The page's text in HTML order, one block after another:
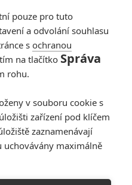
Zcela výjimečná Gerta
pouze pro tuto
a odvolání souhlasu
sochranou
na tlačítko Správa
rohu.
v souboru cookie s
zařízení pod klíčem
zaznamenávají
uchovávány maximálně